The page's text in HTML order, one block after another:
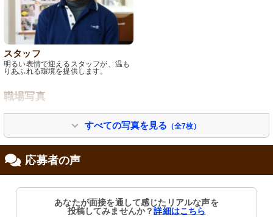
スタッフ
明るい表情で迎えるスタッフが、温も
りあふれる環境を提供します。
職場写真
すべての写真を見る （全7枚）
応募者の声
あなたが面接を通して感じたリアルな声を
投稿してみませんか？詳細はこちら